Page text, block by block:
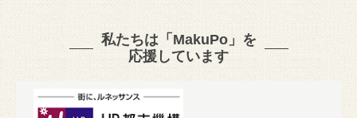
私たちは「MakuPo」を
応援しています